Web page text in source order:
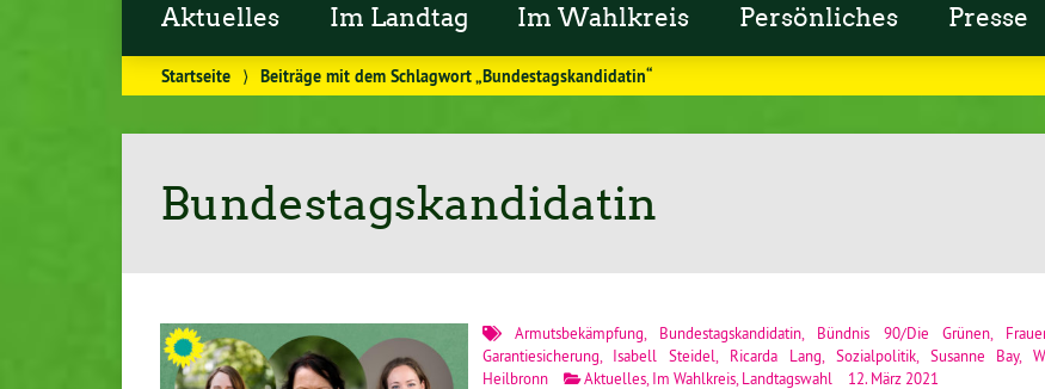
Aktuelles Im Landtag Im Wahlkreis Persönliches Presse
Startseite ⟩ Beiträge mit dem Schlagwort „Bundestagskandidatin“
Bundestagskandidatin
Armutsbekämpfung Bundestagskandidatin Bündnis 90/Die Grünen,
Garantiesicherung
Isabell Steidel Ricarda Lang Sozialpolitik, Susanne Bay,
Heilbronn
Aktuelles, Im Wahlkreis, Landtagswahl 12. März 2021